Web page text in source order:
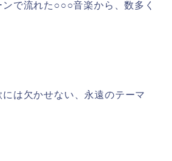
で流れた○○○音楽から、数多く
は欠かせない、永遠のテーマ